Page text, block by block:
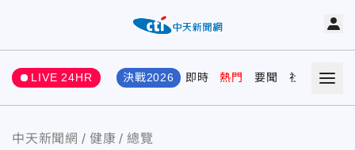
LIVE 24HR 決戰2026 即時 熱門 要聞 社會 娛樂
中天新聞網 健康 總覽